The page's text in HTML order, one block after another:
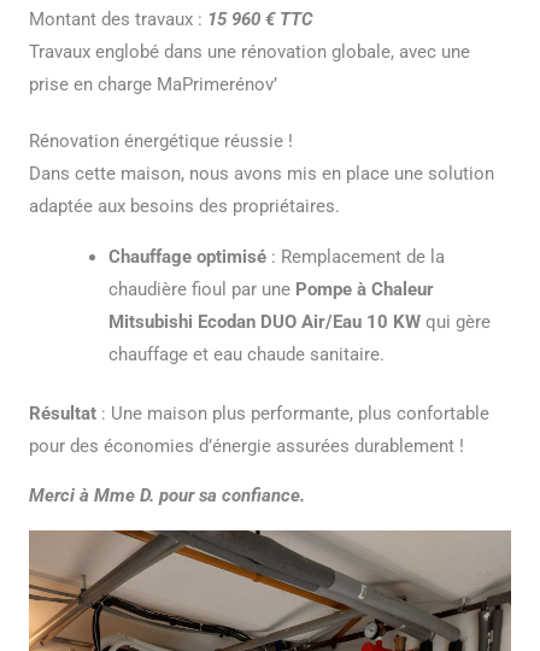
Montant des travaux : 15 960 € TTC
Travaux englobé dans une rénovation globale, avec une
prise en charge MaPrimerénov’
Rénovation énergétique réussie !
Dans cette maison, nous avons mis en place une solution
adaptée aux besoins des propriétaires.
Chauffage optimisé: Remplacement de la
chaudière fioul par une Pompe à Chaleur
Mitsubishi Ecodan DUO Air/Eau 10 KWqui gère
chauffage et eau chaude sanitaire.
Résultat : Une maison plus performante, plus confortable
pour des économies d’énergie assurées durablement !
Merci à Mme D. pour sa confiance.